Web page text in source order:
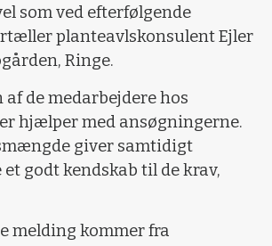
som ved efterfølgende
planteavlskonsulent Ejler
Ringe.
af de medarbejdere hos
hjælper med ansøgningerne.
giver samtidigt
godt kendskab til de krav,
melding kommer fra